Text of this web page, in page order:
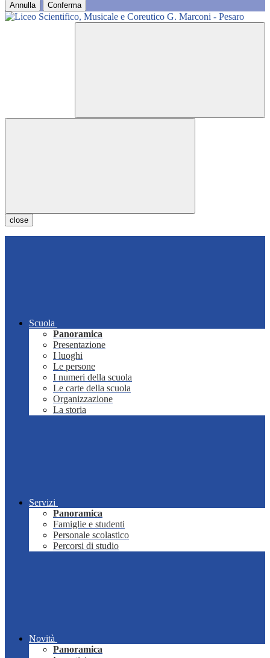
Annulla Conferma
close
Scuola
Panoramica
Presentazione
I luoghi
Le persone
I numeri della scuola
Le carte della scuola
Organizzazione
La storia
Servizi
Panoramica
Famiglie e studenti
Personale scolastico
Percorsi di studio
Novità
Panoramica